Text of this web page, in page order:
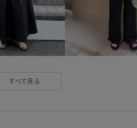
財布 身体にフィット 透
すべて見る